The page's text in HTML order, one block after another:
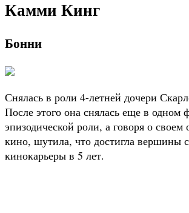
Камми Кинг
Бонни
Снялась в роли 4-летней дочери
После этого она снялась еще в одном
эпизодической роли, а говоря о
кино, шутила, что достигла вершины
кинокарьеры в 5 лет.